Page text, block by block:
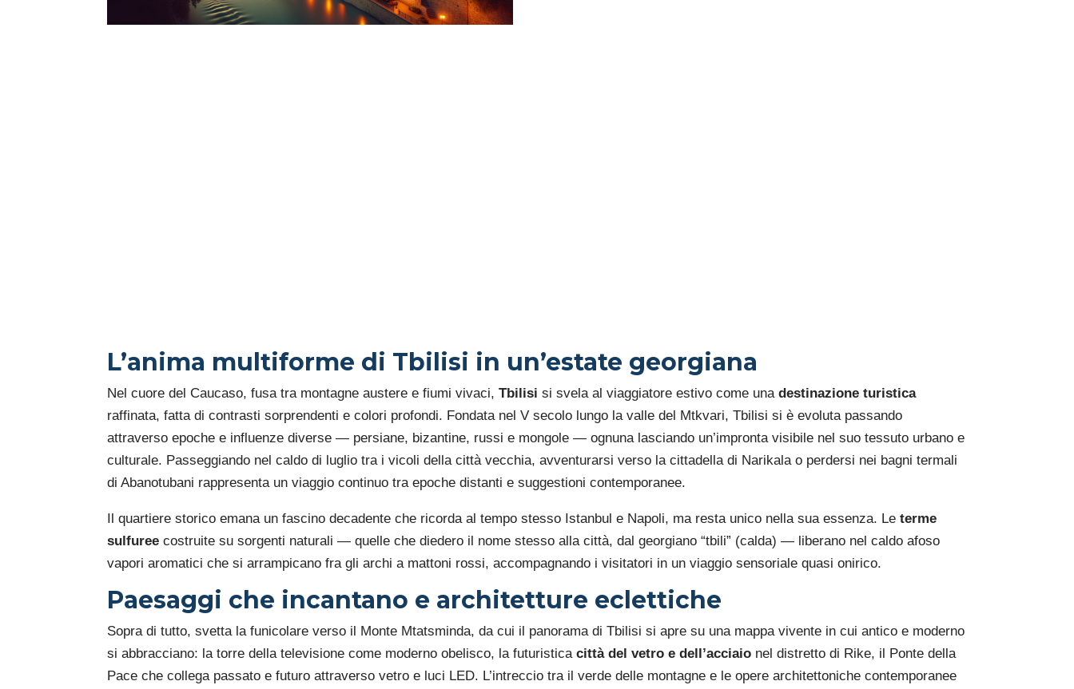
L’anima multiforme di Tbilisi in un’estate georgiana
Nel cuore del Caucaso, fusa tra montagne austere e fiumi vivaci,Tbilisi si svela al viaggiatore estivo come unadestinazione turistica
raffinata, fatta di contrasti sorprendenti e colori profondi. Fondata nel V secolo lungo la valle del Mtkvari, Tbilisi si è evoluta passando
attraverso epoche e influenze diverse — persiane, bizantine, russi e mongole — ognuna lasciando un’impronta visibile nel suo tessuto urbano e
culturale. Passeggiando nel caldo di luglio tra i vicoli della città vecchia, avventurarsi verso la cittadella di Narikala o perdersi nei bagni termali
di Abanotubani rappresenta un viaggio continuo tra epoche distanti e suggestioni contemporanee.
Il quartiere storico emana un fascino decadente che ricorda al tempo stesso Istanbul e Napoli, ma resta unico nella sua essenza. Leterme
sulfuree costruite su sorgenti naturali — quelle che diedero il nome stesso alla città, dal georgiano “tbili” (calda) — liberano nel caldo afoso
vapori aromatici che si arrampicano fra gli archi a mattoni rossi, accompagnando i visitatori in un viaggio sensoriale quasi onirico.
Paesaggi che incantano e architetture eclettiche
Sopra di tutto, svetta la funicolare verso il Monte Mtatsminda, da cui il panorama di Tbilisi si apre su una mappa vivente in cui antico e moderno
si abbracciano: la torre della televisione come moderno obelisco, la futuristicacittà del vetro e dell’acciaio nel distretto di Rike, il Ponte della
Pace che collega passato e futuro attraverso vetro e luci LED. L’intreccio tra il verde delle montagne e le opere architettoniche contemporanee